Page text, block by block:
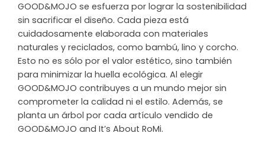
GOOD&MOJO se esfuerza por lograr la sostenibilidad
sin sacrificar el diseño. Cada pieza está
cuidadosamente elaborada con materiales
naturales y reciclados, como bambú, lino y corcho.
Esto no es sólo por el valor estético, sino también
para minimizar la huella ecológica. Al elegir
GOOD&MOJO contribuyes a un mundo mejor sin
comprometer la calidad ni el estilo. Además, se
planta un árbol por cada artículo vendido de
GOOD&MOJO and It’s About RoMi.